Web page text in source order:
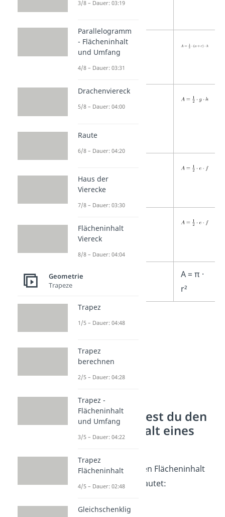
Trapez
Dreieck
A = π ·
r²
So berechnest du den
Flächeninhalt eines
Quadrats
Die Formel für den Flächeninhalt
einesQuadrats
lautet:
A = a
3/8 – Dauer: 03:19
Parallelogramm
- Flächeninhalt
und Umfang
4/8 – Dauer: 03:31
Drachenviereck
5/8 – Dauer: 04:00
Raute
6/8 – Dauer: 04:20
Haus der
Vierecke
7/8 – Dauer: 03:30
Flächeninhalt
Viereck
8/8 – Dauer: 04:04
Geometrie
Trapeze
Trapez
1/5 – Dauer: 04:48
Trapez
berechnen
2/5 – Dauer: 04:28
Trapez -
Flächeninhalt
und Umfang
3/5 – Dauer: 04:22
Trapez
Flächeninhalt
4/5 – Dauer: 02:48
Gleichschenklig